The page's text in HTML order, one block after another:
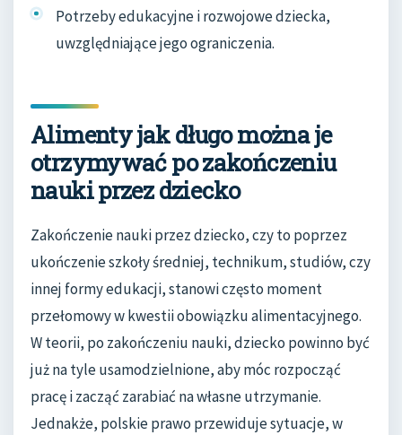
Potrzeby edukacyjne i rozwojowe dziecka,
uwzględniające jego ograniczenia.
Alimenty jak długo można je
otrzymywać po zakończeniu
nauki przez dziecko
Zakończenie nauki przez dziecko, czy to poprzez
ukończenie szkoły średniej, technikum, studiów, czy
innej formy edukacji, stanowi często moment
przełomowy w kwestii obowiązku alimentacyjnego.
W teorii, po zakończeniu nauki, dziecko powinno być
już na tyle usamodzielnione, aby móc rozpocząć
pracę i zacząć zarabiać na własne utrzymanie.
Jednakże, polskie prawo przewiduje sytuacje, w